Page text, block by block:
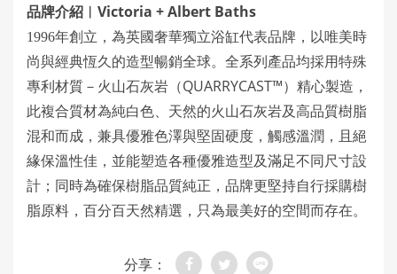
品牌介紹︱ Victoria + Albert Baths
1996年創立，為英國奢華獨立浴缸代表品牌，以唯美時
尚與經典恆久的造型暢銷全球。全系列產品均採用特殊
專利材質－火山石灰岩（QUARRYCAST™）精心製造，
此複合質材為純白色、天然的火山石灰岩及高品質樹脂
混和而成，兼具優雅色澤與堅固硬度，觸感溫潤，且絕
緣保溫性佳，並能塑造各種優雅造型及滿足不同尺寸設
計；同時為確保樹脂品質純正，品牌更堅持自行採購樹
脂原料，百分百天然精選，只為最美好的空間而存在。
分享：